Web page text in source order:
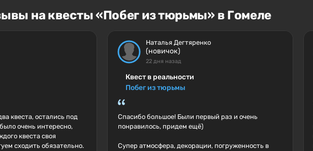
на квесты «Побег из тюрьмы» в Гомеле
квеста, остались под
очень интересно,
квеста своя
сходить обязательно.
Наталья Дегтяренко
(новичок)
22 дня назад
Квест в реальности
Побег из тюрьмы
Спасибо большое! Были первый раз и очень
понравилось, придем ещё)
Супер атмосфера, декорации, погруженность в